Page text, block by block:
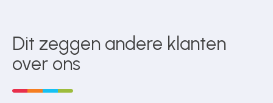
Dit zeggen andere klanten
over ons